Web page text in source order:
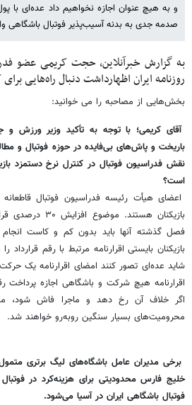
و به هیچ عنوان اجازه نخواهیم داد عده‌ای با
صدمه جدی به بدنه آسیب‌پذیر فوتبال باشگاهی
به گزارش خبرآنلاین، حجت کریمی عضو
روزنامه ایران اظهارداشت دنبال راه‌هایی
بخش‌هایی از مصاحبه را می خوانید:
‌آقای کریمی؛ با توجه به تأکید وزیر ورزش
باریخت و پاش‌های بی‌فایده در حوزه فوتبال و
نقش فدراسیون فوتبال در کنترل نرخ دستمزد
است؟
اعضای هیأت رئیسه فدراسیون فوتبال
بازیکنان هستند.
فصل گذشته آنها باید بدون کم و کاست
بازیکنان بایستی اقرارنامه مرتبط با رقم قرارداد
شاید عده‌ای تصور کنند امضای اقرارنامه یک
اقرارنامه هیچ شرکت و باشگاهی اجازه پرداخت
اگر خلاف آن رخ دهد و ماجرا فاش شود،
محرومیت‌های بسیار سنگین روبه‌رو خواهند شد.
‌برخی مدیران عامل باشگاه‌های لیگ برتری
خلیج فارس محدودیتی برای هزینه‌کرد در
فوتبال باشگاهی ایران در آسیا می‌شود.